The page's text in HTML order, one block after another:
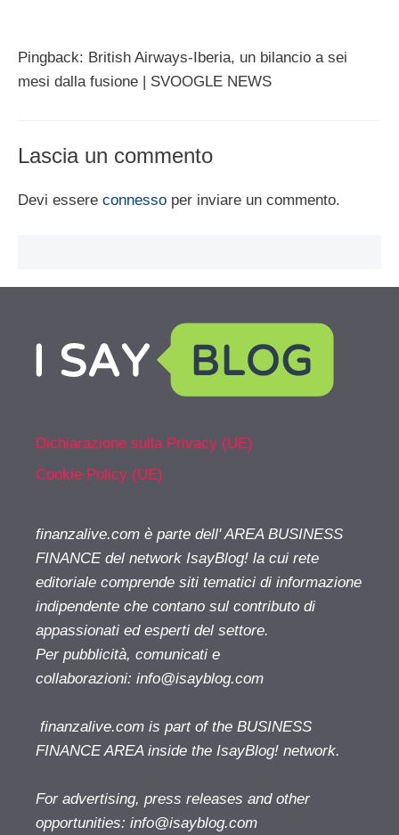
Pingback: British Airways-Iberia, un bilancio a sei
mesi dalla fusione | SVOOGLE NEWS
Lascia un commento
Devi essere connesso per inviare un commento.
Dichiarazione sulla Privacy (UE)
Cookie Policy (UE)
finanzalive.com è parte dell' AREA BUSINESS
FINANCE del network IsayBlog! la cui rete
editoriale comprende siti tematici di informazione
indipendente che contano sul contributo di
appassionati ed esperti del settore.
Per pubblicità, comunicati e
collaborazioni: info@isayblog.com
finanzalive.com is part of the BUSINESS
FINANCE AREA inside the IsayBlog! network.
For advertising, press releases and other
opportunities: info@isayblog.com